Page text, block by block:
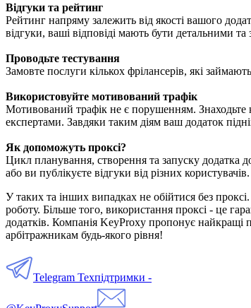
Відгуки та рейтинг
Рейтинг напряму залежить від якості вашого
відгуки, ваші відповіді мають бути детальними
Проводьте тестування
Замовте послуги кількох фрілансерів, які
Використовуйте мотивований трафік
Мотивований трафік не є порушенням. Знаходьте
експертами. Завдяки таким діям ваш додаток
Як допоможуть проксі?
Цикл планування, створення та запуску додатка
або ви публікуєте відгуки від різних користувачів.
У таких та інших випадках не обійтися без
роботу. Більше того, використання проксі - це
додатків. Компанія KeyProxy пропонує найкращі
арбітражникам будь-якого рівня!
Telegram Техпідтримки -